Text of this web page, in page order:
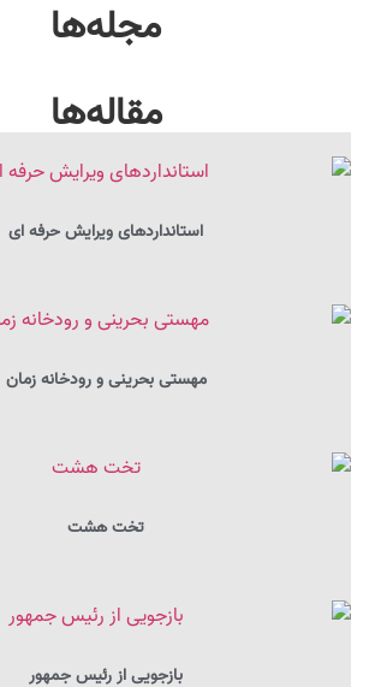
مجله‌ها
مقاله‌ها
استانداردهای ویرایش حرفه‌ ای
مهستی بحرینی و رودخانه زمان
تخت هشت
بازجویی از رئیس‌ جمهور